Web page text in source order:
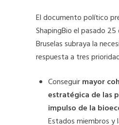
El documento político
ShapingBio el pasado
Bruselas subraya la
respuesta a tres
Conseguirmayor
estratégica de las
impulso de la
Estados miembros y